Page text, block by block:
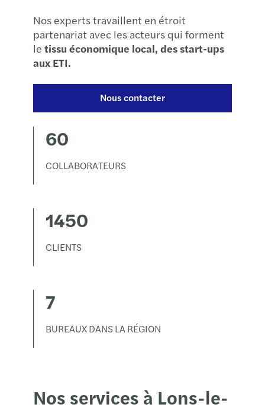
Nos experts travaillent en étroit
partenariat avec les acteurs qui forment
le tissu économique local, des start-ups
aux ETI.
Nous contacter
60
COLLABORATEURS
1450
CLIENTS
7
BUREAUX DANS LA RÉGION
Nos services à Lons-le-